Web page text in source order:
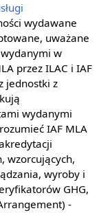
wydawane
uważane
w
przez ILAC i IAF
jednostki z
wydanymi
IAF MLA
wzorcujących,
wyroby i
GHG,
-